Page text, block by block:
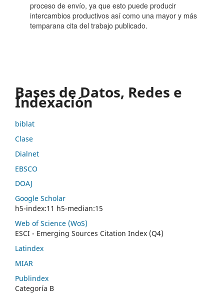
proceso de envío, ya que esto puede producir
intercambios productivos así como una mayor y más
temparana cita del trabajo publicado.
Bases de Datos, Redes e
Indexación
biblat
Clase
Dialnet
EBSCO
DOAJ
Google Scholar
h5-index:11 h5-median:15
Web of Science (WoS)
ESCI - Emerging Sources Citation Index (Q4)
Latindex
MIAR
Publindex
Categoría B